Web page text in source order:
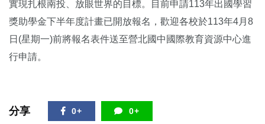
實現扎根南投、放眼世界的目標。目前申請113年出國學習
獎助學金下半年度計畫已開放報名，歡迎各校於113年4月8
日(星期一)前將報名表件送至營北國中國際教育資源中心進
行申請。
分享 0+ 0+